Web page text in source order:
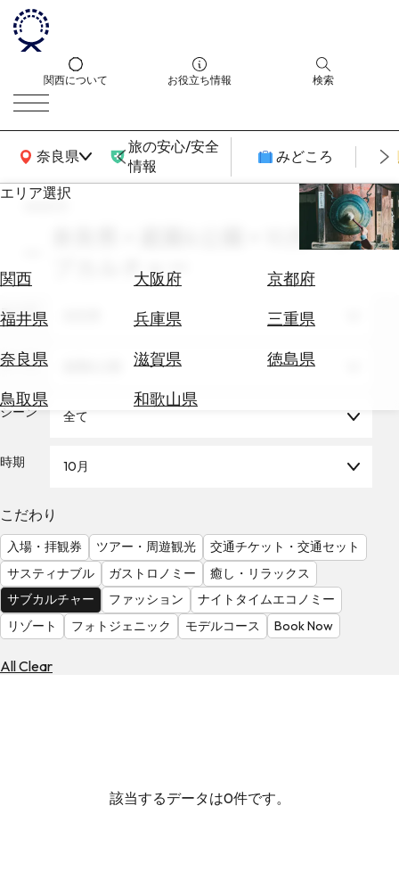
関西について お役立ち情報 検索
奈良県
関西広域MAP
旅の安心/安全
情報
みどころ
エリア選択
関西 大阪府
京都府
福井県
兵庫県
三重県
奈良県
滋賀県
徳島県
鳥取県
和歌山県
エ
券
テ
を
る
気
を
見
る
search
奈良県 × 庭園&公園 × 10月 × サ
ブカルチャー
エリア
テーマ
シーン 全て
時期 10月
こだわり
入場・拝観券 ツアー・周遊観光
交通チケット・交通セット
サスティナブル
ガストロノミー
癒し・リラックス
サブカルチャー
ファッション
ナイトタイムエコノミー
リゾート
フォトジェニック モデルコース Book Now
All Clear
該当するデータは0件です。